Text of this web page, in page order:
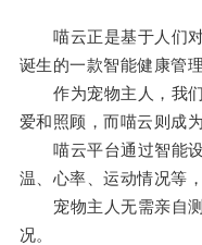
喵云正是基于人们对
诞生的一款智能健康管理
作为宠物主人，我们
爱和照顾，而喵云则成
喵云平台通过智能设
温、心率、运动情况等
宠物主人无需亲自测
况。